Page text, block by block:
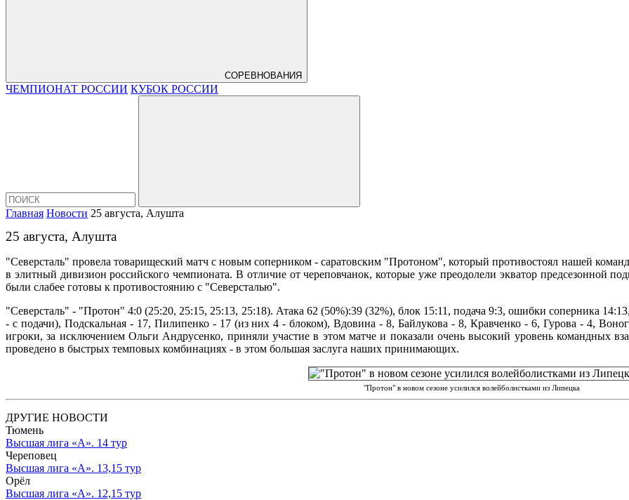
СОРЕВНОВАНИЯ
ЧЕМПИОНАТ РОССИИ КУБОК РОССИИ
Главная Новости 25 августа, Алушта
25 августа, Алушта
"Северсталь" провела товарищеский матч с новым соперником - саратовским "Протоном", который противостоял нашей
в элитный дивизион российского чемпионата. В отличие от череповчанок, которые уже преодолели экватор предсезонной
были слабее готовы к противостоянию с "Северсталью".
"Северсталь" - "Протон" 4:0 (25:20, 25:15, 25:13, 25:18). Атака 62 (50%):39 (32%), блок 15:11, подача 9:3, ошибки соперника
- с подачи), Подскальная - 17, Пилипенко - 17 (из них 4 - блоком), Вдовина - 8, Байлукова - 8, Кравченко - 6, Гурова - 4,
игроки, за исключением Ольги Андрусенко, приняли участие в этом матче и показали очень высокий уровень командных
проведено в быстрых темповых комбинациях - в этом большая заслуга наших принимающих.
"Протон" в новом сезоне усилился волейболистками из Липецка
ДРУГИЕ НОВОСТИ
Тюмень
Высшая лига «А». 14 тур
Череповец
Высшая лига «А». 13,15 тур
Орёл
Высшая лига «А». 12,15 тур